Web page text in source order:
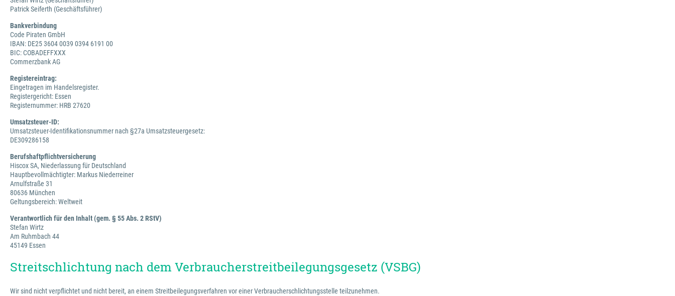
Patrick Seiferth (Geschäftsführer)
Bankverbindung
Code Piraten GmbH
IBAN: DE25 3604 0039 0394 6191 00
BIC: COBADEFFXXX
Commerzbank AG
Registereintrag:
Eingetragen im Handelsregister.
Registergericht: Essen
Registernummer: HRB 27620
Umsatzsteuer-ID:
Umsatzsteuer-Identifikationsnummer nach §27a Umsatzsteuergesetz:
DE309286158
Berufshaftpflichtversicherung
Hiscox SA, Niederlassung für Deutschland
Hauptbevollmächtigter: Markus Niederreiner
Arnulfstraße 31
80636 München
Geltungsbereich: Weltweit
Verantwortlich für den Inhalt (gem. § 55 Abs. 2 RStV)
Stefan Wirtz
Am Ruhmbach 44
45149 Essen
Streitschlichtung nach dem Verbraucherstreitbeilegungsgesetz (VSBG)
Wir sind nicht verpflichtet und nicht bereit, an einem Streitbeilegungsverfahren vor einer Verbraucherschlichtungsstelle teilzunehmen.